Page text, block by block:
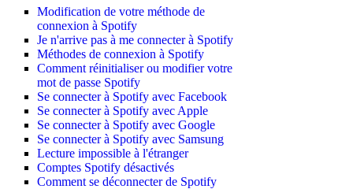
Modification de votre méthode de
connexion à Spotify
Je n'arrive pas à me connecter à Spotify
Méthodes de connexion à Spotify
Comment réinitialiser ou modifier votre
mot de passe Spotify
Se connecter à Spotify avec Facebook
Se connecter à Spotify avec Apple
Se connecter à Spotify avec Google
Se connecter à Spotify avec Samsung
Lecture impossible à l'étranger
Comptes Spotify désactivés
Comment se déconnecter de Spotify